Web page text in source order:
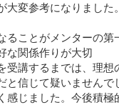
大変参考になりまし
ることがメンターの
な関係作りが大切
受講するまでは、理
と信じて疑いません
感じました。今後積